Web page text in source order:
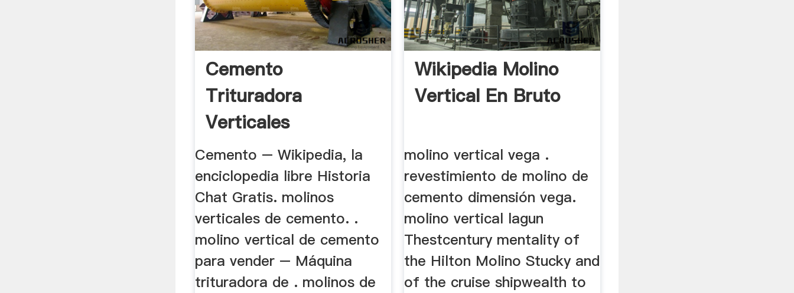
Cemento
Trituradora
Verticales
Cemento – Wikipedia, la
enciclopedia libre Historia
Chat Gratis. molinos
verticales de cemento. .
molino vertical de cemento
para vender – Máquina
trituradora de . molinos de
Wikipedia Molino
Vertical En Bruto
molino vertical vega .
revestimiento de molino de
cemento dimensión vega.
molino vertical lagun
Thestcentury mentality of
the Hilton Molino Stucky and
of the cruise shipwealth to